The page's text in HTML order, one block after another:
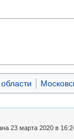
23 марта 2020 в